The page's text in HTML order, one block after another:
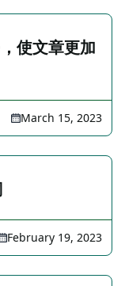
使文章更加
March 15, 2023
February 19, 2023